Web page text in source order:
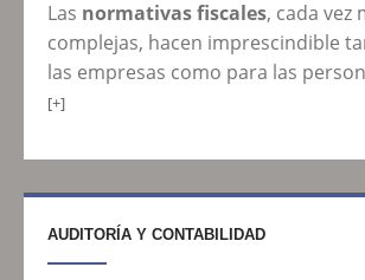
Las normativas fiscales, cada vez
complejas, hacen imprescindible
las empresas como para las
[+]
AUDITORÍA Y CONTABILIDAD